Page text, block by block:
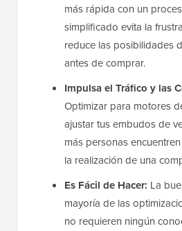
más rápida con un
simplificado evita la
reduce las posibilidades
antes de comprar.
Impulsa el Tráfico y las
Optimizar para motores
ajustar tus embudos de
más personas
la realización de una
Es Fácil de Hacer: La
mayoría de las
no requieren ningún